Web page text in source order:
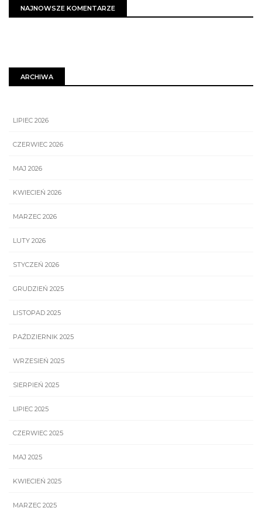
NAJNOWSZE KOMENTARZE
ARCHIWA
LIPIEC 2026
CZERWIEC 2026
MAJ 2026
KWIECIEŃ 2026
MARZEC 2026
LUTY 2026
STYCZEŃ 2026
GRUDZIEŃ 2025
LISTOPAD 2025
PAŹDZIERNIK 2025
WRZESIEŃ 2025
SIERPIEŃ 2025
LIPIEC 2025
CZERWIEC 2025
MAJ 2025
KWIECIEŃ 2025
MARZEC 2025